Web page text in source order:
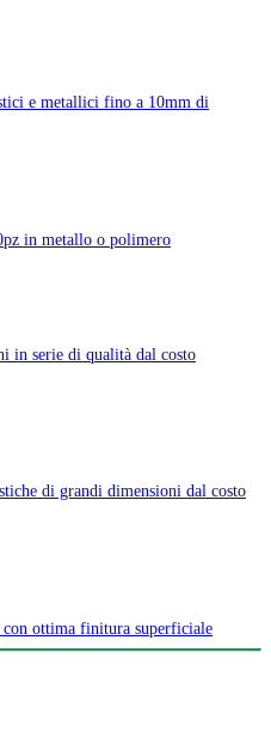
e metallici fino a 10mm di
in metallo o polimero
in serie di qualità dal costo
di grandi dimensioni dal costo
ottima finitura superficiale